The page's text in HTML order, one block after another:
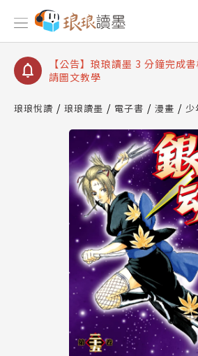
【公告】琅琅讀墨數位閱讀資
【公告】琅琅讀墨書櫃開通常見
【公告】琅琅讀墨 3 分鐘完成
請圖文教學
查詢
【公告】琅琅讀墨數位閱讀資
琅琅悅讀 琅琅讀墨 電子書 漫畫 少